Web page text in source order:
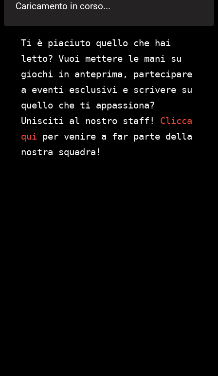
Caricamento in corso...
Ti è piaciuto quello che hai
letto? Vuoi mettere le mani su
giochi in anteprima, partecipare
a eventi esclusivi e scrivere su
quello che ti appassiona?
Unisciti al nostro staff! Clicca
qui per venire a far parte della
nostra squadra!